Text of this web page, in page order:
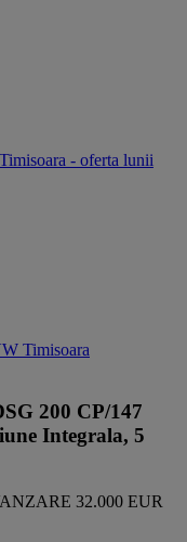
200 CP/147
Integrala, 5
32.000 EUR